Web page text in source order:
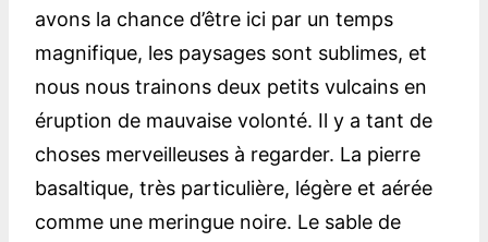
avons la chance d’être ici par un temps
magnifique, les paysages sont sublimes, et
nous nous trainons deux petits vulcains en
éruption de mauvaise volonté. Il y a tant de
choses merveilleuses à regarder. La pierre
basaltique, très particulière, légère et aérée
comme une meringue noire. Le sable de